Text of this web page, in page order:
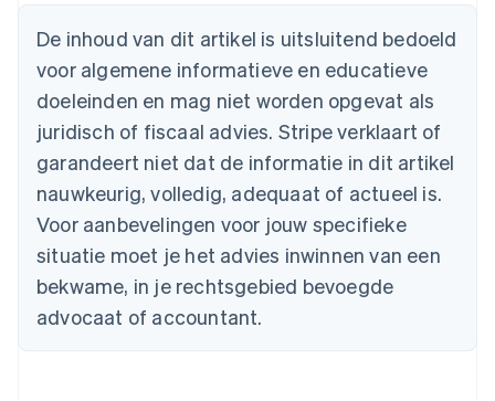
De inhoud van dit artikel is uitsluitend bedoeld
voor algemene informatieve en educatieve
doeleinden en mag niet worden opgevat als
juridisch of fiscaal advies. Stripe verklaart of
garandeert niet dat de informatie in dit artikel
nauwkeurig, volledig, adequaat of actueel is.
Voor aanbevelingen voor jouw specifieke
situatie moet je het advies inwinnen van een
bekwame, in je rechtsgebied bevoegde
advocaat of accountant.
Australië
English
België
Nederlands FrançaisDeutschEnglish
Português English
Bulgarije
Canada
EnglishFrançais
Cyprus
Denemarken
English